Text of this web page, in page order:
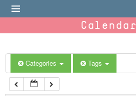
Calendar
Categories Tags
6:00 am
7:00 am